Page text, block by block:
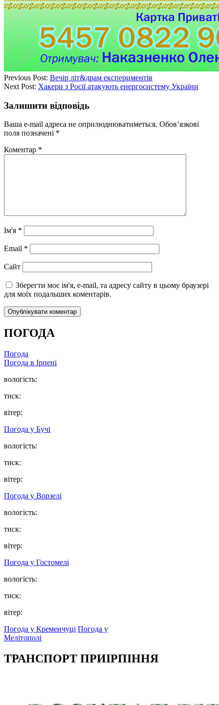
Previous Post: Вечір літ&драм експериментів
Next Post: Хакери з Росії атакують енергосистему України
Залишити відповідь
Ваша e-mail адреса не оприлюднюватиметься. Обов’язкові
поля позначені *
Коментар *
Ім'я *
Email *
Сайт
Зберегти моє ім'я, e-mail, та адресу сайту в цьому браузері
для моїх подальших коментарів.
ПОГОДА
Погода
Погода в Ірпені
вологість:
тиск:
вітер:
Погода у Бучі
вологість:
тиск:
вітер:
Погода у Ворзелі
вологість:
тиск:
вітер:
Погода у Гостомелі
вологість:
тиск:
вітер:
Погода у Кременчуці Погода у
Мелітополі
ТРАНСПОРТ ПРИІРПІННЯ